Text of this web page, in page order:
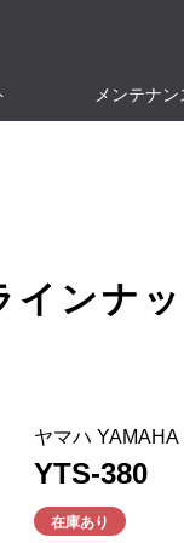
メンテナン
インナ
ヤマハ YAMAHA
YTS-380
在庫あり